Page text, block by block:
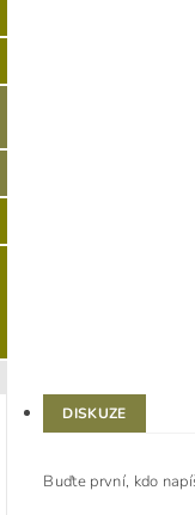
DISKUZE
Buďte první, kdo